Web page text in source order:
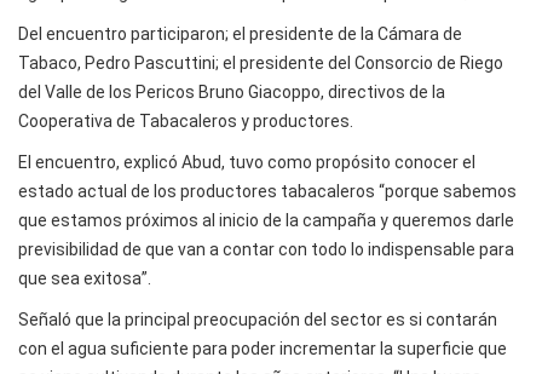
Del encuentro participaron; el presidente de la Cámara de
Tabaco, Pedro Pascuttini; el presidente del Consorcio de Riego
del Valle de los Pericos Bruno Giacoppo, directivos de la
Cooperativa de Tabacaleros y productores.
El encuentro, explicó Abud, tuvo como propósito conocer el
estado actual de los productores tabacaleros “porque sabemos
que estamos próximos al inicio de la campaña y queremos darle
previsibilidad de que van a contar con todo lo indispensable para
que sea exitosa”.
Señaló que la principal preocupación del sector es si contarán
con el agua suficiente para poder incrementar la superficie que